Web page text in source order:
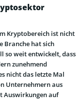
Kryptobereich ist nicht
Branche hat sich
so weit entwickelt, dass
zunehmend
nicht das letzte Mal
Unternehmern aus
Auswirkungen auf